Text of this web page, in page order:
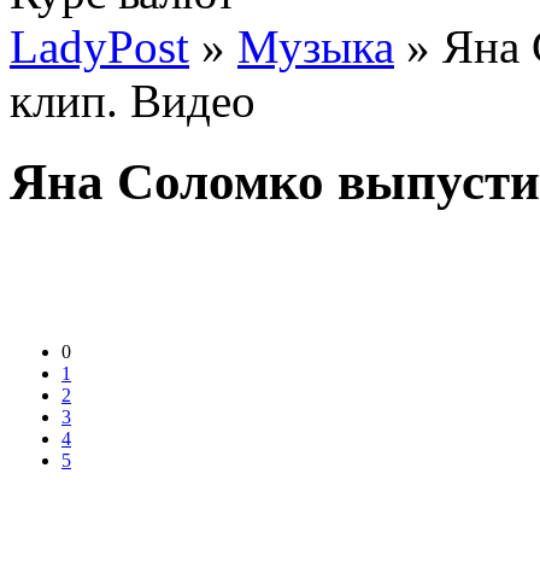
LadyPost » Музыка » Яна
клип. Видео
Яна Соломко
0
1
2
3
4
5